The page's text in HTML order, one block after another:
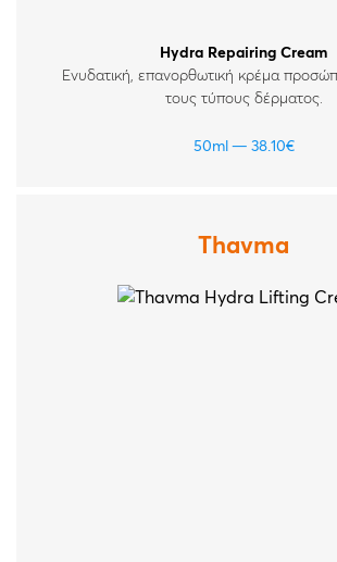
Hydra Repairing Cream
Ενυδατική, επανορθωτική κρέμα
τους τύπους δέρματος.
50ml 38.10€
Thavma